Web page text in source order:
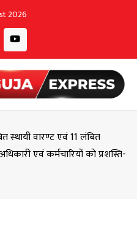
2026
स्थायी वारण्ट एवं 11 लंबित
एवं कर्मचारियों को प्रशस्ति-